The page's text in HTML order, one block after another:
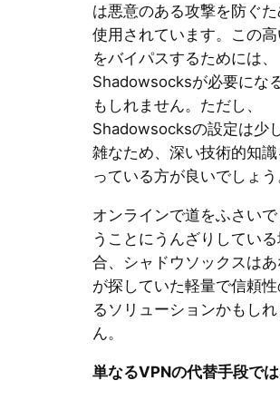
は悪意のある攻撃を防ぐた
使用されています。この
をバイパスするためには、
Shadowsocksが必要にな
もしれません。ただし、
Shadowsocksの設定は少
雑なため、深い技術的知
っている方が良いでしょう
オンラインで道をふさいで
うことにうんざりしてい
合、シャドウソックスはあ
が探していた軽量で信頼
るソリューションかもし
ん。
単なるVPNの代替手段で